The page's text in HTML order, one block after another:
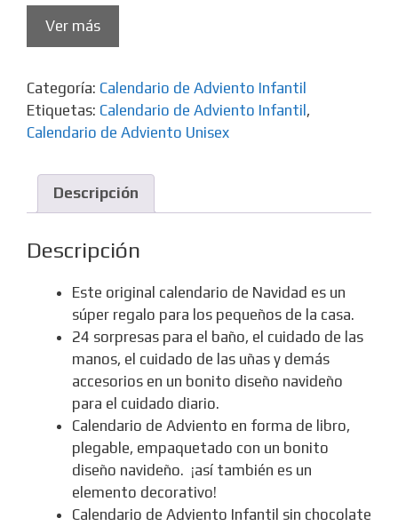
Ver más
Categoría: Calendario de Adviento Infantil
Etiquetas: Calendario de Adviento Infantil,
Calendario de Adviento Unisex
Descripción
Descripción
Este original calendario de Navidad es un
súper regalo para los pequeños de la casa.
24 sorpresas para el baño, el cuidado de las
manos, el cuidado de las uñas y demás
accesorios en un bonito diseño navideño
para el cuidado diario.
Calendario de Adviento en forma de libro,
plegable, empaquetado con un bonito
diseño navideño. ¡así también es un
elemento decorativo!
Calendario de Adviento Infantil sin chocolate